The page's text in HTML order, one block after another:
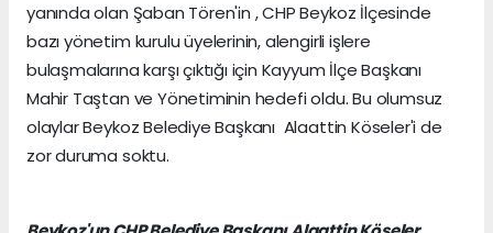
yanında olan Şaban Tören'in , CHP Beykoz İlçesinde
bazı yönetim kurulu üyelerinin, alengirli işlere
bulaşmalarına karşı çıktığı için Kayyum İlçe Başkanı
Mahir Taştan ve Yönetiminin hedefi oldu. Bu olumsuz
olaylar Beykoz Belediye Başkanı Alaattin Köseler'i de
zor duruma soktu.